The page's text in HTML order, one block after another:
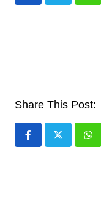
Share This Post: